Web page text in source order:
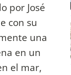
por José
con su
una
en un
el mar,